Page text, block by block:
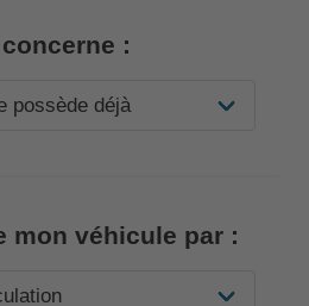
:
mon véhicule par :